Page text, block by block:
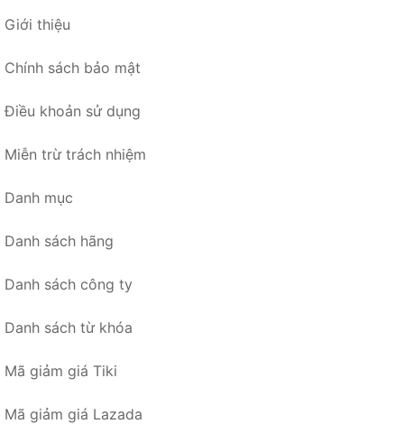
Giới thiệu
Chính sách bảo mật
Điều khoản sử dụng
Miễn trừ trách nhiệm
Danh mục
Danh sách hãng
Danh sách công ty
Danh sách từ khóa
Mã giảm giá Tiki
Mã giảm giá Lazada